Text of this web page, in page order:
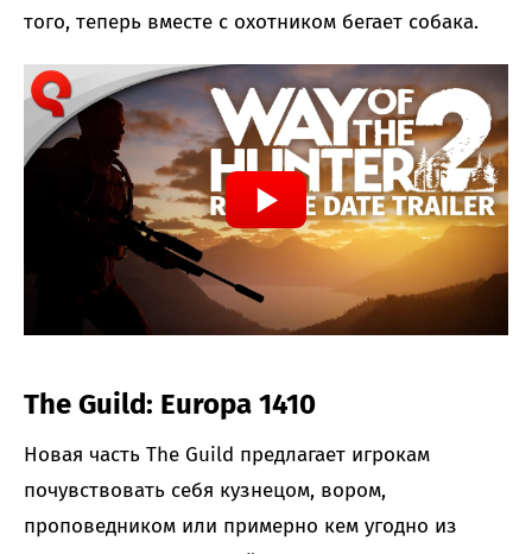
того, теперь вместе с охотником бегает собака.
The Guild: Europa 1410
Новая часть The Guild предлагает игрокам
почувствовать себя кузнецом, вором,
проповедником или примерно кем угодно из